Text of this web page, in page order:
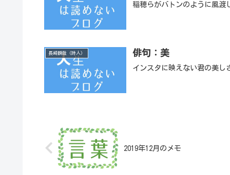
稲穂らがバトンのように風渡
長崎瞬哉（詩人） 俳句：美
インスタに映えない君の美し
2019年12月のメモ